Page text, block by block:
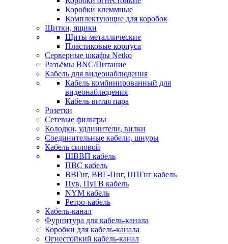
Коробки клеммные
Комплектующие для коробок
Щитки, ящики
Щиты металлические
Пластиковые корпуса
Серверные шкафы Netko
Разъёмы BNC/Питание
Кабель для видеонаблюдения
Кабель комбинированный для
видеонаблюдения
Кабель витая пара
Розетки
Сетевые фильтры
Колодки, удлинители, вилки
Соединительные кабели, шнуры
Кабель силовой
ШВВП кабель
ПВС кабель
ВВГнг, ВВГ-Пнг, ППГнг кабель
Пув, ПуГВ кабель
NYM кабель
Ретро-кабель
Кабель-канал
Фурнитура для кабель-канала
Коробки для кабель-канала
Огнестойкий кабель-канал